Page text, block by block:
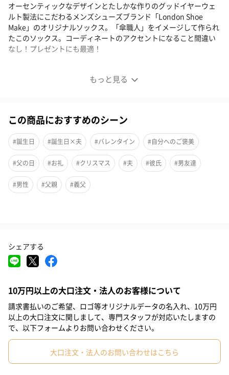
もっと見る
オーセンティックなデザインとたしかな作りのグッドイヤーウェ
ルト製法にこだわるメンズシューズブランド「London Shoe
Make」のオリジナルソックス。「傘職人」をイメージして作られ
たこのソックス。コーディネートのアクセントになること間違い
なし！プレゼントにも最適！
London Shoe Make THE SOCKS メンズソックス
オーセンティックなデザインとたしかな作りのグッドイヤーウェ
Make」のオリジナルソックス。
コンセプトは「傘職人」
この商品におすすめのシーン
#誕生日 #誕生日×夫 #バレンタイン #自分へのご褒美
#父の日 #お礼 #クリスマス #夫 #彼氏 #男友達
#男性 #父親 #義父
シェアする
10万円以上の大口注文・法人のお客様について
請求書払いのご希望、ロゴ等オリジナルデータの名入れ、10万円
以上の大口注文に関しまして、専門スタッフが対応いたしますの
で、以下フォームよりお問い合わせください。
大口注文・法人のお問い合わせはこちら